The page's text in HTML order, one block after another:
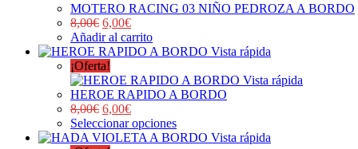
MOTERO RACING 03 NIÑO PEDROZA A BORDO
8,00€ 6,00€
Añadir al carrito
Vista rápida
¡Oferta!
Vista rápida
HEROE RAPIDO A BORDO
8,00€ 6,00€
Seleccionar opciones
Vista rápida